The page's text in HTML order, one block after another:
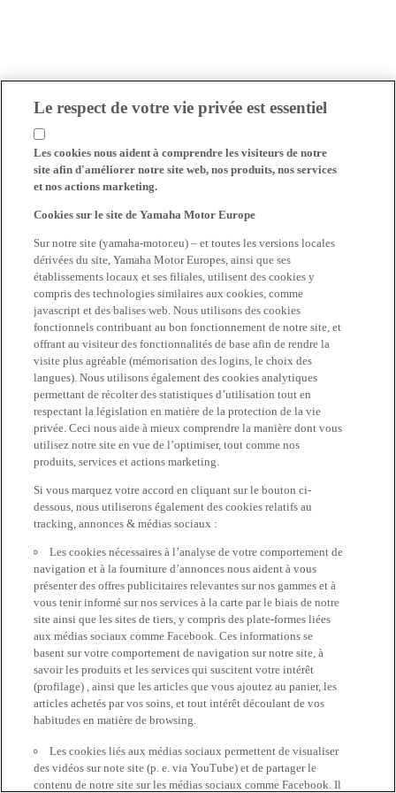
Le respect de votre vie privée est essentiel
Les cookies nous aident à comprendre les visiteurs de notre
site afin d'améliorer notre site web, nos produits, nos services
et nos actions marketing.
Cookies sur le site de Yamaha Motor Europe
Sur notre site (yamaha-motor.eu) – et toutes les versions locales
dérivées du site, Yamaha Motor Europes, ainsi que ses
établissements locaux et ses filiales, utilisent des cookies y
compris des technologies similaires aux cookies, comme
javascript et des balises web. Nous utilisons des cookies
fonctionnels contribuant au bon fonctionnement de notre site, et
offrant au visiteur des fonctionnalités de base afin de rendre la
visite plus agréable (mémorisation des logins, le choix des
langues). Nous utilisons également des cookies analytiques
permettant de récolter des statistiques d’utilisation tout en
respectant la législation en matière de la protection de la vie
privée. Ceci nous aide à mieux comprendre la manière dont vous
utilisez notre site en vue de l’optimiser, tout comme nos
produits, services et actions marketing.
Si vous marquez votre accord en cliquant sur le bouton ci-
dessous, nous utiliserons également des cookies relatifs au
tracking, annonces & médias sociaux :
Les cookies nécessaires à l’analyse de votre comportement de
navigation et à la fourniture d’annonces nous aident à vous
présenter des offres publicitaires relevantes sur nos gammes et à
vous tenir informé sur nos services à la carte par le biais de notre
site ainsi que les sites de tiers, y compris des plate-formes liées
aux médias sociaux comme Facebook. Ces informations se
basent sur votre comportement de navigation sur notre site, à
savoir les produits et les services qui suscitent votre intérêt
(profilage) , ainsi que les articles que vous ajoutez au panier, les
articles achetés par vos soins, et tout intérêt découlant de vos
habitudes en matière de browsing.
Les cookies liés aux médias sociaux permettent de visualiser
des vidéos sur note site (p. e. via YouTube) et de partager le
contenu de notre site sur les médias sociaux comme Facebook. Il